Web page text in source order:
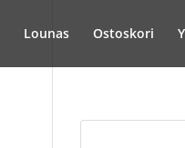
Lounas Ostoskori